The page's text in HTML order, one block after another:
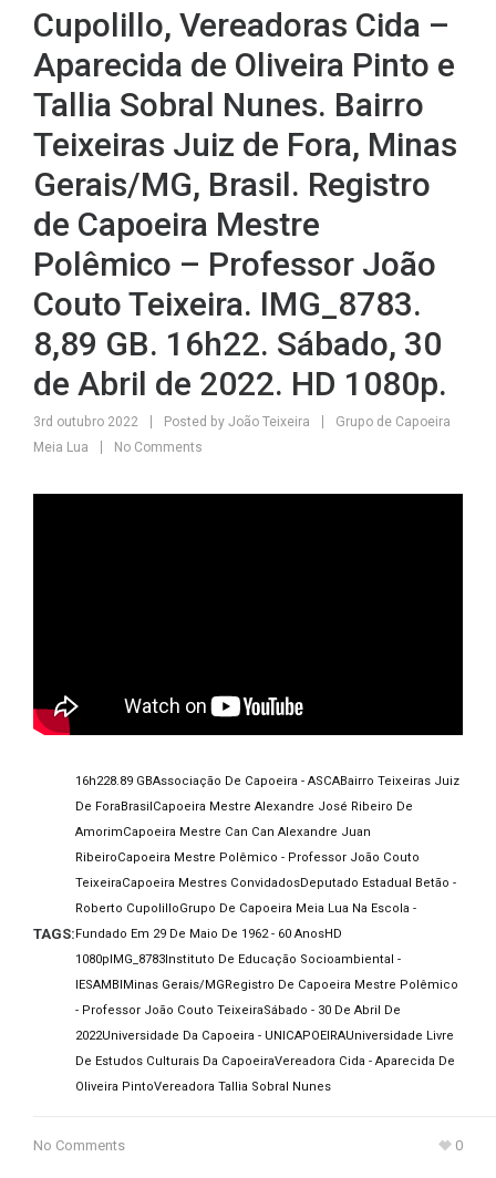
Cupolillo, Vereadoras Cida –
Aparecida de Oliveira Pinto e
Tallia Sobral Nunes. Bairro
Teixeiras Juiz de Fora, Minas
Gerais/MG, Brasil. Registro
de Capoeira Mestre
Polêmico – Professor João
Couto Teixeira. IMG_8783.
8,89 GB. 16h22. Sábado, 30
de Abril de 2022. HD 1080p.
3rd outubro 2022 Posted by João Teixeira
Grupo de Capoeira
Meia Lua
No Comments
TAGS:
16h228.89 GBAssociação De Capoeira - ASCABairro Teixeiras Juiz
De Fora Brasil Capoeira Mestre Alexandre José Ribeiro De
AmorimCapoeira Mestre Can Can Alexandre Juan
RibeiroCapoeira Mestre Polêmico - Professor João Couto
TeixeiraCapoeira Mestres ConvidadosDeputado Estadual Betão -
Roberto CupolilloGrupo De Capoeira Meia Lua Na Escola -
Fundado Em 29 De Maio De 1962 - 60 AnosHD
1080p IMG_8783 Instituto De Educação Socioambiental -
IESAMBI Minas Gerais/MG Registro De Capoeira Mestre Polêmico
- Professor João Couto TeixeiraSábado - 30 De Abril De
2022Universidade Da Capoeira - UNICAPOEIRAUniversidade Livre
De Estudos Culturais Da CapoeiraVereadora Cida - Aparecida De
Oliveira PintoVereadora Tallia Sobral Nunes
No Comments 0